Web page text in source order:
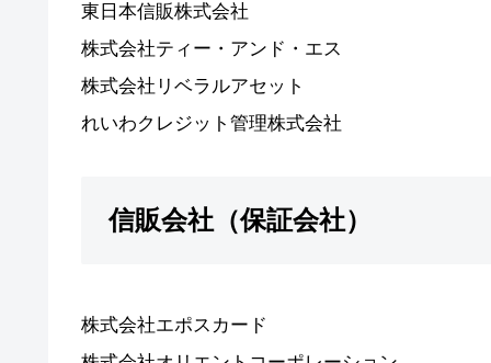
東日本信販株式会社
株式会社ティー・アンド・エス
株式会社リベラルアセット
れいわクレジット管理株式会社
信販会社（保証会社）
株式会社エポスカード